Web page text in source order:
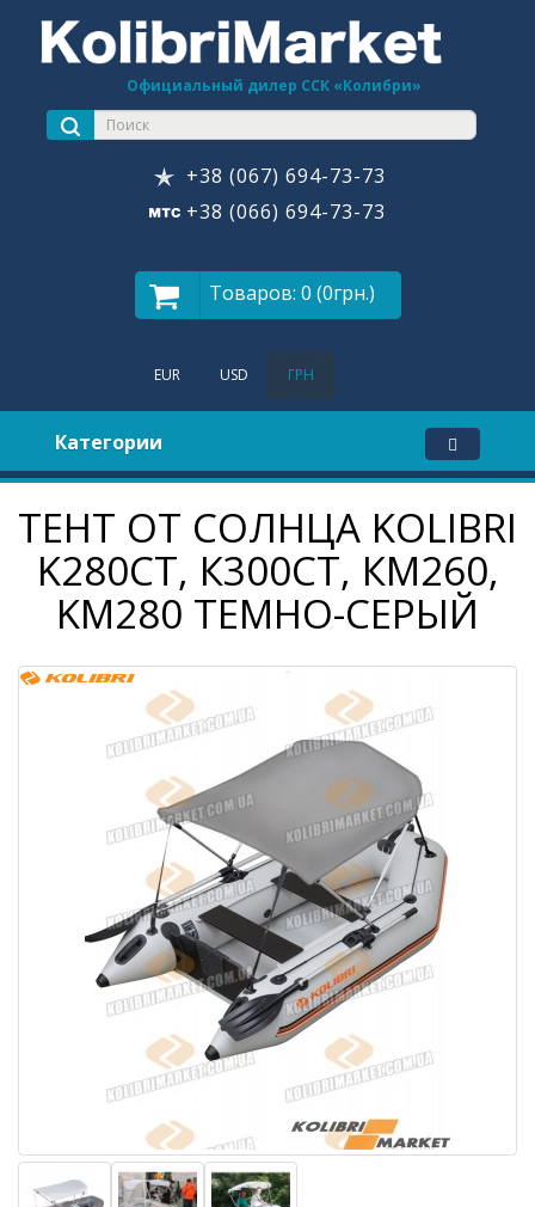
Официальный дилер ССК «Колибри»
+38 (067) 694-73-73
+38 (066) 694-73-73
Товаров: 0 (0грн.)
EUR USD ГРН
Категории
ТЕНТ ОТ СОЛНЦА KOLIBRI
K280СТ, К300СТ, КМ260,
KM280 ТЕМНО-СЕРЫЙ